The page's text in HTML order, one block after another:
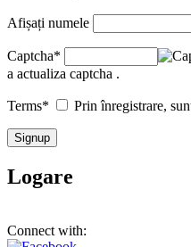
Afișați numele
Captcha*
a actualiza captcha .
Terms* Prin înregistrare,
Logare
Connect with: